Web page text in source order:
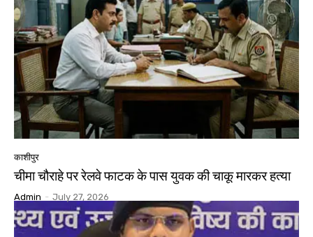
काशीपुर
चीमा चौराहे पर रेलवे फाटक के पास युवक की चाकू मारकर हत्या
Admin - July 27, 2026